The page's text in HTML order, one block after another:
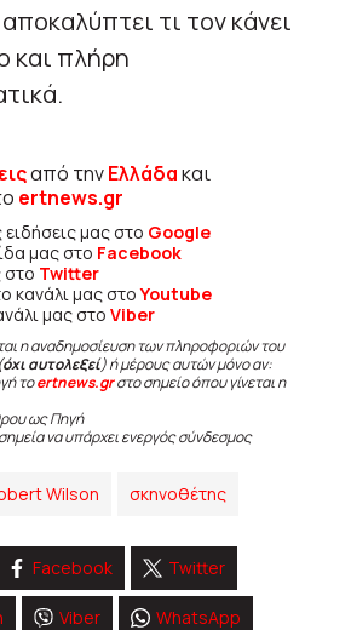
τι τον κάνει
και πλήρη
από τηνΕλλάδακαι
ertnews.gr
ειδήσεις μας στο Google
μας στο Facebook
στο Twitter
κανάλι μας στοYoutube
μας στο Viber
η αναδημοσίευση των πληροφοριών του
όχι αυτολεξεί) ή μέρους αυτών μόνο αν:
τοertnews.grστο σημείο όπου γίνεται η
ως Πηγή
να υπάρχει ενεργός σύνδεσμος
Wilson σκηνοθέτης
Facebook Twitter
Viber WhatsApp